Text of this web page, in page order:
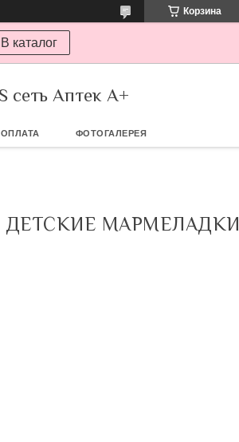
Корзина
В каталог
Аптек А+
ФОТОГАЛЕРЕЯ
ДЕТСКИЕ МАРМЕЛАДКИ